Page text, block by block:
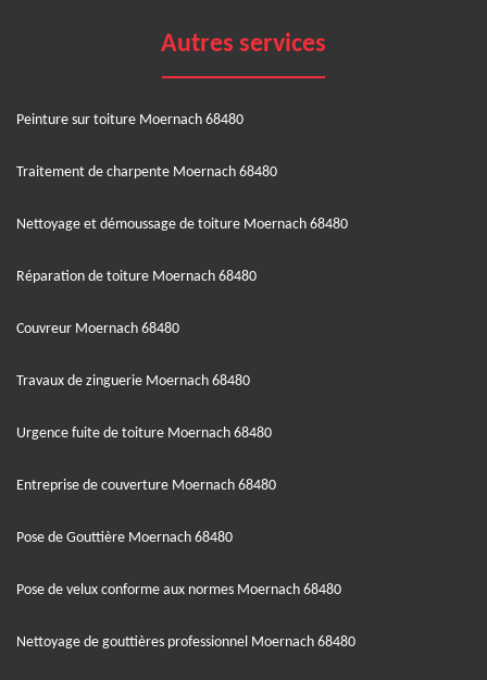
Autres services
Peinture sur toiture Moernach 68480
Traitement de charpente Moernach 68480
Nettoyage et démoussage de toiture Moernach 68480
Réparation de toiture Moernach 68480
Couvreur Moernach 68480
Travaux de zinguerie Moernach 68480
Urgence fuite de toiture Moernach 68480
Entreprise de couverture Moernach 68480
Pose de Gouttière Moernach 68480
Pose de velux conforme aux normes Moernach 68480
Nettoyage de gouttières professionnel Moernach 68480